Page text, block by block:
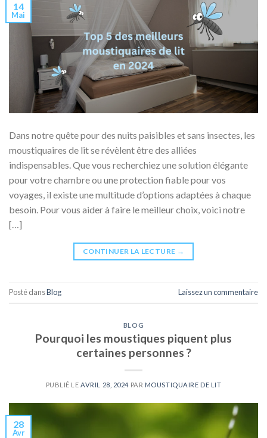
14
Mai
Dans notre quête pour des nuits paisibles et sans insectes, les
moustiquaires de lit se révèlent être des alliées
indispensables. Que vous recherchiez une solution élégante
pour votre chambre ou une protection fiable pour vos
voyages, il existe une multitude d’options adaptées à chaque
besoin. Pour vous aider à faire le meilleur choix, voici notre
[…]
CONTINUER LA LECTURE →
Posté dansBlog Laissez un commentaire
BLOG
Pourquoi les moustiques piquent plus
certaines personnes ?
PUBLIÉ LEAVRIL 28, 2024 PAR MOUSTIQUAIRE DE LIT
28
Avr